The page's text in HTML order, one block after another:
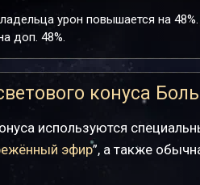
урон повышается на
доп. 48%.
конуса
используются
эфир”, а также